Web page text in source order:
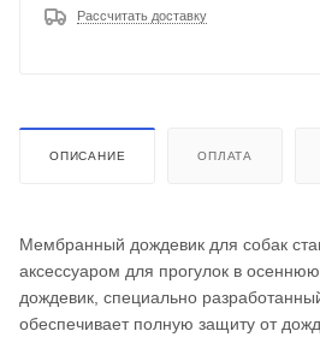
Рассчитать доставку
ОПИСАНИЕ ОПЛАТА
Мембранный дождевик для собак
аксессуаром для прогулок в
дождевик, специально
обеспечивает полную защиту от